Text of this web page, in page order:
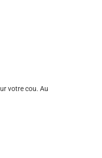
votre cou. Au